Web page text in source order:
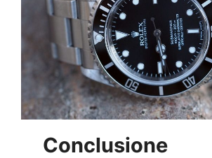
Conclusione